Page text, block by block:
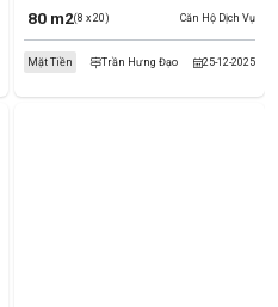
Căn Hộ Dịch Vụ
80 m2(8 x 20)
25-12-2025
Mặt Tiền Trần Hưng Đạo